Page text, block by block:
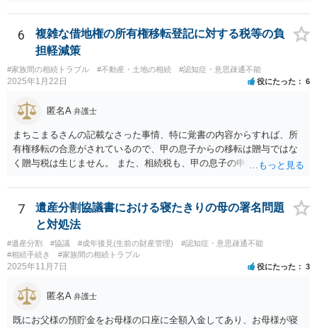
性はあります。 祖父は、なぜあなたが面倒を見ないと言ったのに贈与
してくれたのか ということが問題となる可能性はあります。 祖父が認
知症という診断を受ければ 贈与時に判断能力がなかったから無効だと
主張してくる可能性はあります。 それが通るかは、医師の診断時期と
診断内容によります。
6
複雑な借地権の所有権移転登記に対する税等の負
担軽減策
#家族間の相続トラブル #不動産・土地の相続 #認知症・意思疎通不能
2025年1月22日 役にたった 6
匿名A 弁護士
まちこまるさんの記載なさった事情、特に覚書の内容からすれば、所
有権移転の合意がされているので、甲の息子からの移転は贈与ではな
く贈与税は生じません。 また、相続税も、甲の息子の申告の内容の問
で、支払う義務はないということになります。 所有権移転登記を求め
て裁判を起こすというのが本筋でしょう。 弁護士に依頼してくださ
7
遺産分割協議書における寝たきりの母の署名問題
と対処法
#遺産分割 #協議 #成年後見(生前の財産管理)
#認知症・意思疎通不能
#相続手続き
#家族間の相続トラブル
2025年11月7日 役にたった 3
匿名A 弁護士
既にお父様の預貯金をお母様の口座に全額入金してあり、お母様が寝